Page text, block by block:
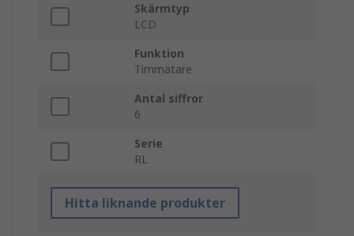
Skärmtyp
LCD
Funktion
Timmätare
Antal siffror
6
Serie
RL
Hitta liknande produkter